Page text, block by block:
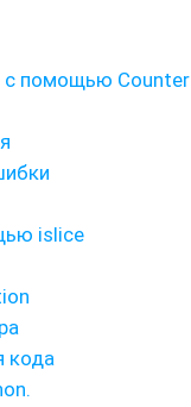
с помощью Counter
islice
кода